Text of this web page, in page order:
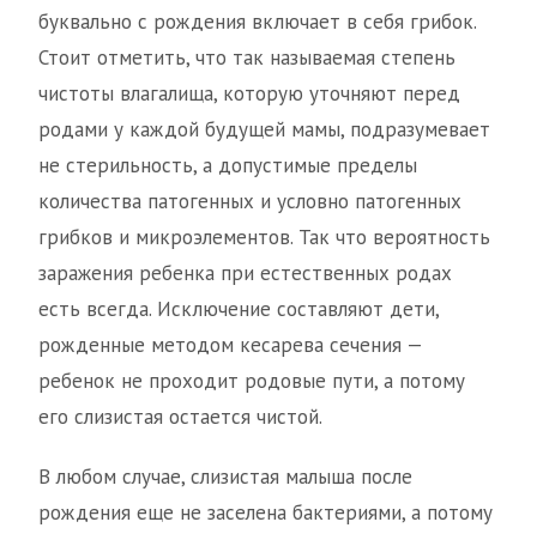
буквально с рождения включает в себя грибок.
Стоит отметить, что так называемая степень
чистоты влагалища, которую уточняют перед
родами у каждой будущей мамы, подразумевает
не стерильность, а допустимые пределы
количества патогенных и условно патогенных
грибков и микроэлементов. Так что вероятность
заражения ребенка при естественных родах
есть всегда. Исключение составляют дети,
рожденные методом кесарева сечения —
ребенок не проходит родовые пути, а потому
его слизистая остается чистой.
В любом случае, слизистая малыша после
рождения еще не заселена бактериями, а потому